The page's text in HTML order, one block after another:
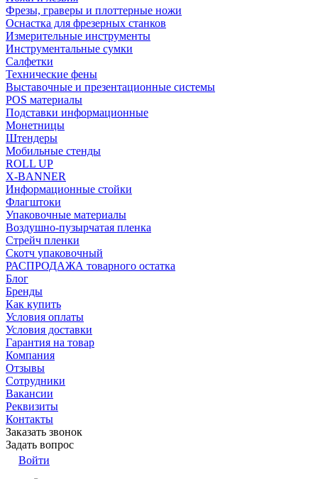
Фрезы, граверы и плоттерные ножи
Оснастка для фрезерных станков
Измерительные инструменты
Инструментальные сумки
Салфетки
Технические фены
Выставочные и презентационные системы
POS материалы
Подставки информационные
Монетницы
Штендеры
Мобильные стенды
ROLL UP
X-BANNER
Информационные стойки
Флагштоки
Упаковочные материалы
Воздушно-пузырчатая пленка
Стрейч пленки
Скотч упаковочный
РАСПРОДАЖА товарного остатка
Блог
Бренды
Как купить
Условия оплаты
Условия доставки
Гарантия на товар
Компания
Отзывы
Сотрудники
Вакансии
Реквизиты
Контакты
Заказать звонок
Задать вопрос
Войти